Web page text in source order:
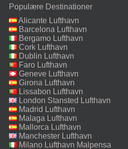
Populære Destinationer
Alicante Lufthavn
Barcelona Lufthavn
Bergamo Lufthavn
Cork Lufthavn
Dublin Lufthavn
Faro Lufthavn
Geneve Lufthavn
Girona Lufthavn
Lissabon Lufthavn
London Stansted Lufthavn
Madrid Lufthavn
Malaga Lufthavn
Mallorca Lufthavn
Manchester Lufthavn
Milano Lufthavn Malpensa